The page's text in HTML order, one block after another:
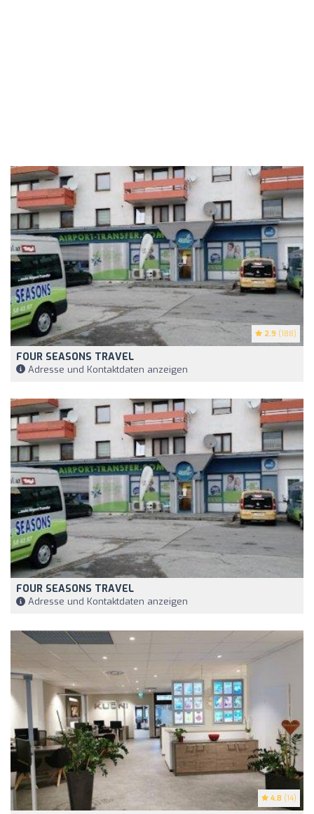
2.9 (188)
FOUR SEASONS TRAVEL
Adresse und Kontaktdaten anzeigen
FOUR SEASONS TRAVEL
Adresse und Kontaktdaten anzeigen
4.8 (14)